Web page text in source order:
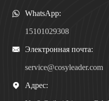
 WhatsApp:
15101029308
 Электронная почта:
service@cosyleader.com
 Адрес: